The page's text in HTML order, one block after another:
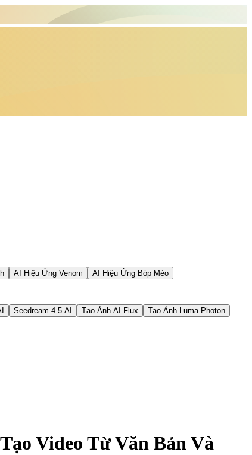
AI Hiệu Ứng Venom AI Hiệu Ứng Bóp Méo
Seedream 4.5 AI Tạo Ảnh AI Flux Tạo Ảnh Luma Photon
Video Từ Văn Bản Và